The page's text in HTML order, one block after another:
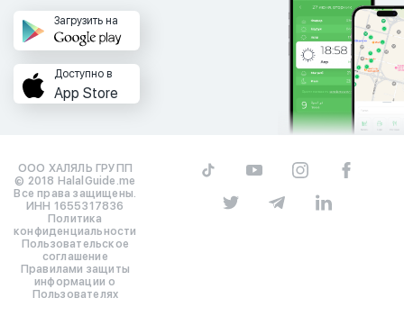
Загрузить на
Доступно в
App Store
ООО ХАЛЯЛЬ ГРУПП
© 2018 HalalGuide.me
Все права защищены.
ИНН 1655317836
Политика
конфиденциальности
Пользовательское
соглашение
Правилами защиты
информации о
Пользователях